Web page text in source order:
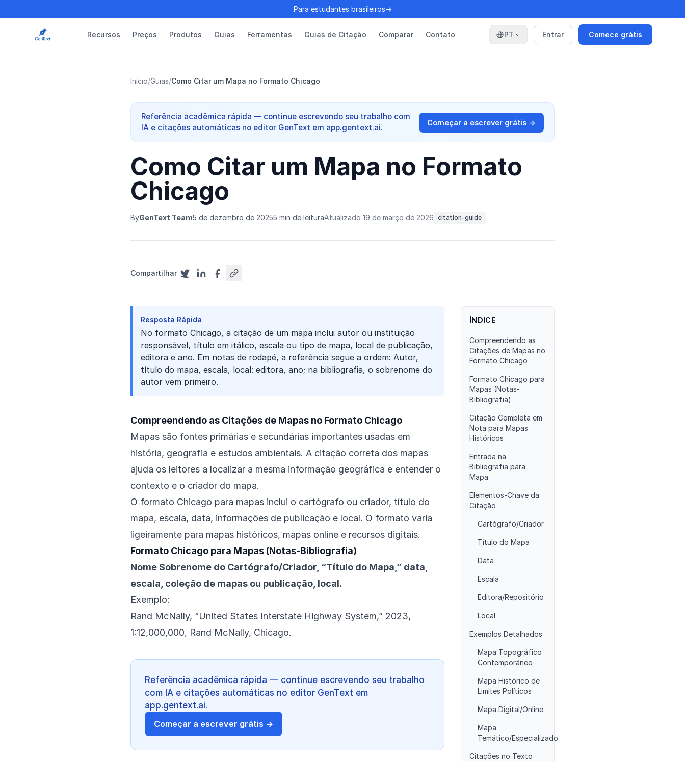
Para estudantes brasileiros→
Recursos Preços Produtos Guias Ferramentas Guias de Citação Comparar Contato PT Entrar Comece grátis
Início/Guias/Como Citar um Mapa no Formato Chicago
Referência acadêmica rápida — continue escrevendo seu trabalho com
IA e citações automáticas no editor GenText em app.gentext.ai.
Começar a escrever grátis →
Como Citar um Mapa no Formato
Chicago
ByGenText Team5 de dezembro de 20255 min de leituraAtualizado 19 de março de 2026 citation-guide
Compartilhar
Resposta Rápida
No formato Chicago, a citação de um mapa inclui autor ou instituição
responsável, título em itálico, escala ou tipo de mapa, local de publicação,
editora e ano. Em notas de rodapé, a referência segue a ordem: Autor,
título do mapa, escala, local: editora, ano; na bibliografia, o sobrenome do
autor vem primeiro.
Compreendendo as Citações de Mapas no Formato Chicago
Mapas são fontes primárias e secundárias importantes usadas em
história, geografia e estudos ambientais. A citação correta dos mapas
ajuda os leitores a localizar a mesma informação geográfica e entender o
contexto e o criador do mapa.
O formato Chicago para mapas inclui o cartógrafo ou criador, título do
mapa, escala, data, informações de publicação e local. O formato varia
ligeiramente para mapas históricos, mapas online e recursos digitais.
Formato Chicago para Mapas (Notas-Bibliografia)
Nome Sobrenome do Cartógrafo/Criador, “Título do Mapa,” data,
escala, coleção de mapas ou publicação, local.
Exemplo:
Rand McNally, “United States Interstate Highway System,” 2023,
1:12,000,000, Rand McNally, Chicago.
Referência acadêmica rápida — continue escrevendo seu trabalho
com IA e citações automáticas no editor GenText em
app.gentext.ai.
Começar a escrever grátis →
ÍNDICE
Compreendendo as
Citações de Mapas no
Formato Chicago
Formato Chicago para
Mapas (Notas-
Bibliografia)
Citação Completa em
Nota para Mapas
Históricos
Entrada na
Bibliografia para
Mapa
Elementos-Chave da
Citação
Cartógrafo/Criador
Título do Mapa
Data
Escala
Editora/Repositório
Local
Exemplos Detalhados
Mapa Topográfico
Contemporâneo
Mapa Histórico de
Limites Políticos
Mapa Digital/Online
Mapa
Temático/Especializado
Citações no Texto